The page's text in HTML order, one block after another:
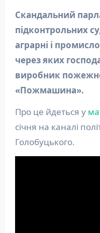
Скандальний
підконтрольних
аграрні і
через яких
виробник
«Пожмашина».
Про це йдеться у
січня на каналі
Голобуцького.